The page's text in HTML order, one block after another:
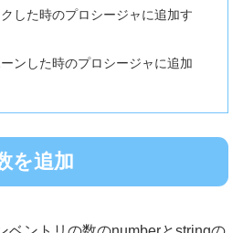
した時のプロシージャに追加す
ンした時のプロシージャに追加
を追加